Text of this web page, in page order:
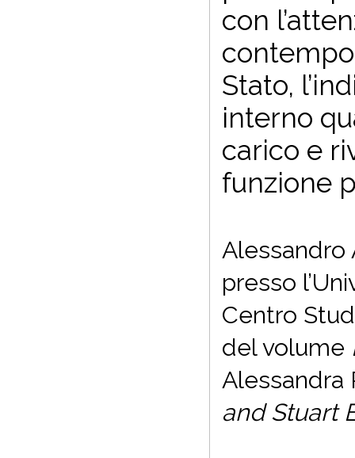
con
Stato,
interno
carico e
funzione
Alessandro
presso
Centro
del volume
and Stuart